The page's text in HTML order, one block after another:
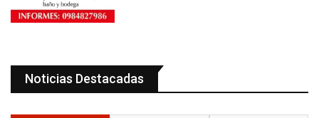
Noticias Destacadas